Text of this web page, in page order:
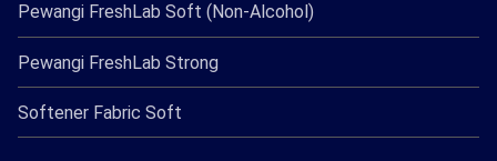
Pewangi FreshLab Soft (Non-Alcohol)
Pewangi FreshLab Strong
Softener Fabric Soft